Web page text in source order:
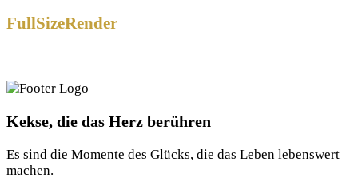
FullSizeRender
Kekse, die das Herz berühren
Es sind die Momente des Glücks, die das Leben lebenswert
machen.